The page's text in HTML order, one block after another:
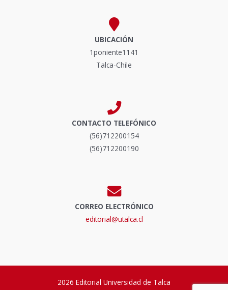
UBICACIÓN
1poniente1141
Talca-Chile
CONTACTO TELEFÓNICO
(56)712200154
(56)712200190
CORREO ELECTRÓNICO
editorial@utalca.cl
2026 Editorial Universidad de Talca